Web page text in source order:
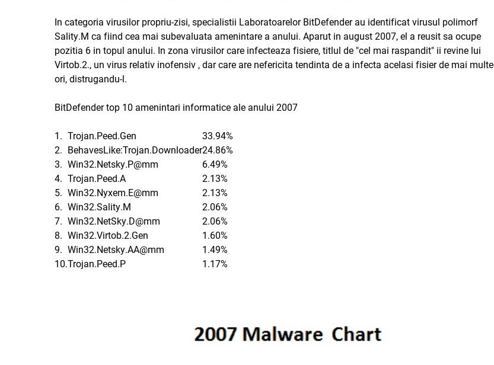
In categoria virusilor propriu-zisi, specialistii Laboratoarelor BitDefender au identificat virusul polimorf
Sality.M ca fiind cea mai subevaluata amenintare a anului. Aparut in august 2007, el a reusit sa ocupe
pozitia 6 in topul anului. In zona virusilor care infecteaza fisiere, titlul de "cel mai raspandit" ii revine lui
Virtob.2., un virus relativ inofensiv , dar care are nefericita tendinta de a infecta acelasi fisier de mai multe
ori, distrugandu-l.
BitDefender top 10 amenintari informatice ale anului 2007
1. Trojan.Peed.Gen
33.94%
2. BehavesLike:Trojan.Downloader24.86%
3. Win32.Netsky.P@mm
6.49%
4. Trojan.Peed.A
2.13%
5. Win32.Nyxem.E@mm
2.13%
6. Win32.Sality.M
2.06%
7. Win32.NetSky.D@mm
2.06%
8. Win32.Virtob.2.Gen
1.60%
9. Win32.Netsky.AA@mm
1.49%
10.Trojan.Peed.P 1.17%